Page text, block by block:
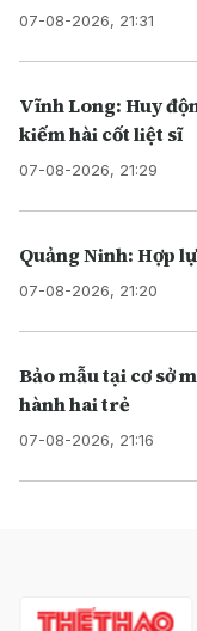
07-08-2026, 21:31
Vĩnh Long: Huy
kiếm hài cốt liệt sĩ
07-08-2026, 21:29
Quảng Ninh: Hợp
07-08-2026, 21:20
Bảo mẫu tại cơ sở
hành hai trẻ
07-08-2026, 21:16